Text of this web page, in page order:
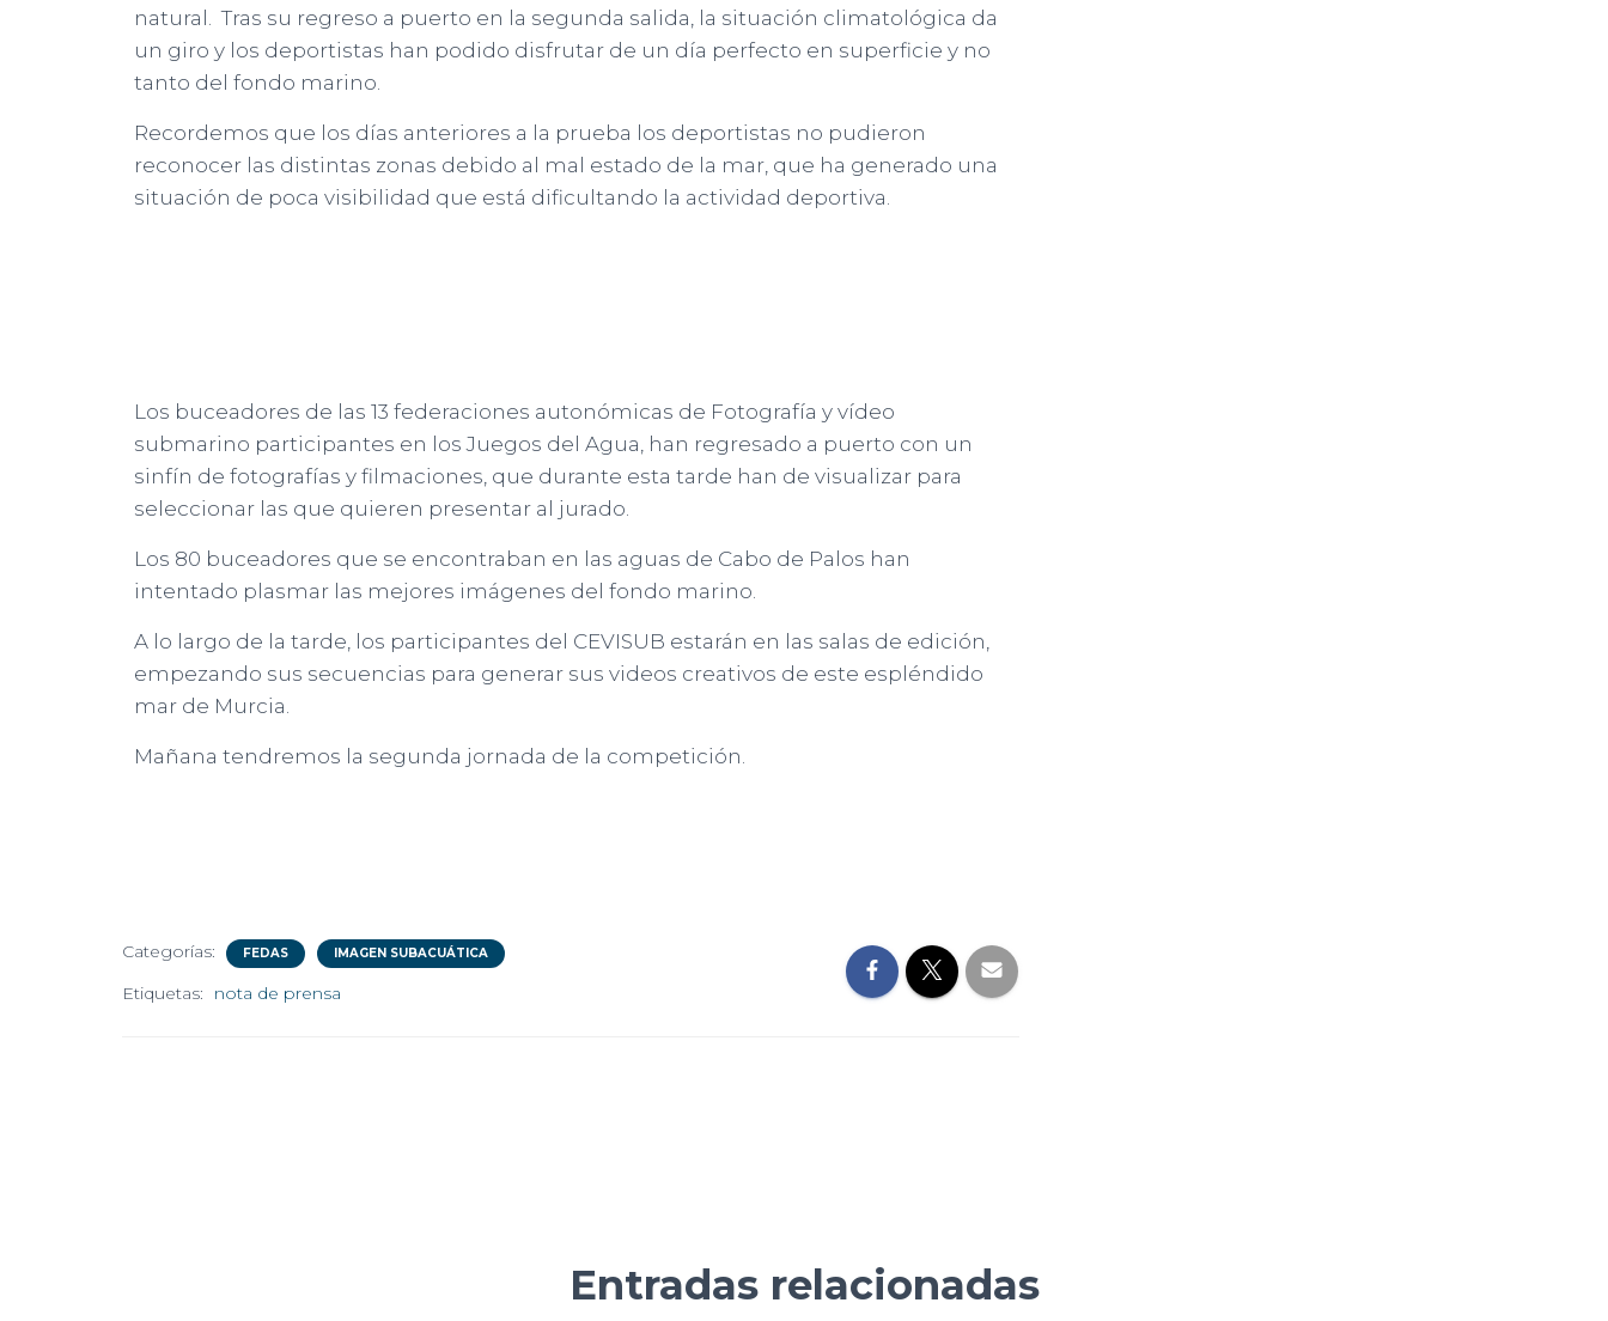
natural. Tras su regreso a puerto en la segunda salida, la situación climatológica da
un giro y los deportistas han podido disfrutar de un día perfecto en superficie y no
tanto del fondo marino.
Recordemos que los días anteriores a la prueba los deportistas no pudieron
reconocer las distintas zonas debido al mal estado de la mar, que ha generado una
situación de poca visibilidad que está dificultando la actividad deportiva.
Los buceadores de las 13 federaciones autonómicas de Fotografía y vídeo
submarino participantes en los Juegos del Agua, han regresado a puerto con un
sinfín de fotografías y filmaciones, que durante esta tarde han de visualizar para
seleccionar las que quieren presentar al jurado.
Los 80 buceadores que se encontraban en las aguas de Cabo de Palos han
intentado plasmar las mejores imágenes del fondo marino.
A lo largo de la tarde, los participantes del CEVISUB estarán en las salas de edición,
empezando sus secuencias para generar sus videos creativos de este espléndido
mar de Murcia.
Mañana tendremos la segunda jornada de la competición.
Categorías: FEDAS IMAGEN SUBACUÁTICA
Etiquetas: nota de prensa
Entradas relacionadas